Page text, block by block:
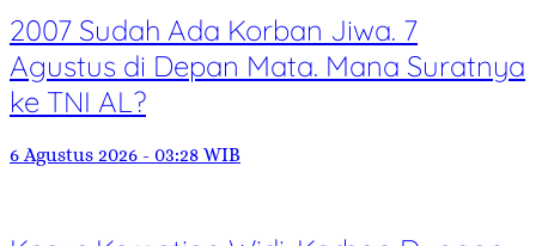
2007 Sudah Ada Korban Jiwa. 7
Agustus di Depan Mata. Mana Suratnya
ke TNI AL?
6 Agustus 2026 - 03:28 WIB